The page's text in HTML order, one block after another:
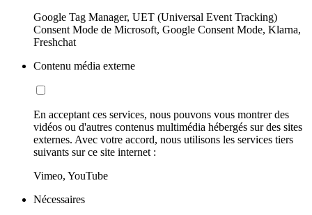
Google Tag Manager, UET (Universal Event Tracking)
Consent Mode de Microsoft, Google Consent Mode, Klarna,
Freshchat
Contenu média externe
En acceptant ces services, nous pouvons vous montrer des
vidéos ou d'autres contenus multimédia hébergés sur des sites
externes. Avec votre accord, nous utilisons les services tiers
suivants sur ce site internet :
Vimeo, YouTube
Nécessaires